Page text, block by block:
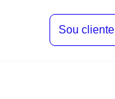
Sou cliente